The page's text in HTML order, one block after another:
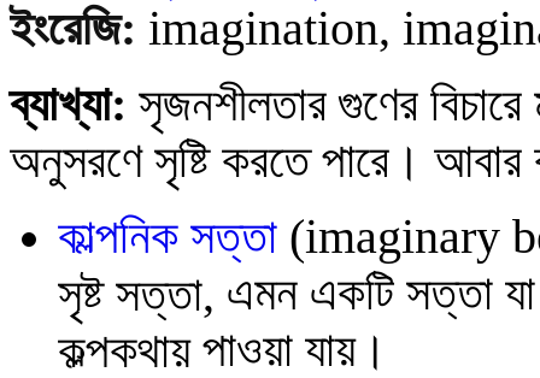
ইংরেজি: imagination,
ব্যাখ্যা: সৃজনশীলতার গুণের
অনুসরণে সৃষ্টি করতে পারে। আবার
কাল্পনিক সত্তা (imaginary
সৃষ্ট সত্তা, এমন একটি সত্তা
কল্পকথায় পাওয়া যায়।